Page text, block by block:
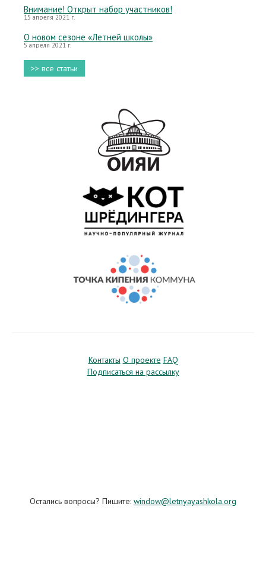
Внимание! Открыт набор участников!
15 апреля 2021 г.
О новом сезоне «Летней школы»
5 апреля 2021 г.
>> все статьи
Контакты О проекте FAQ
Подписаться на рассылку
Остались вопросы? Пишите: window@letnyayashkola.org